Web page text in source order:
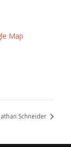
Map
Schneider